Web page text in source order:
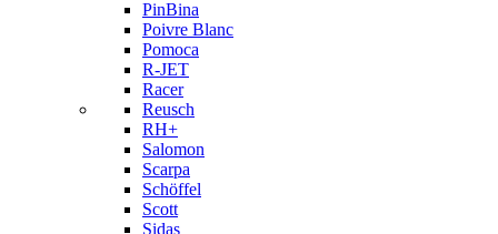
PinBina
Poivre Blanc
Pomoca
R-JET
Racer
Reusch
RH+
Salomon
Scarpa
Schöffel
Scott
Sidas